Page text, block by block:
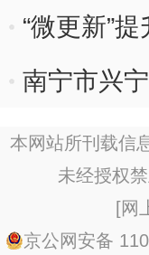
“微更新”
南宁市兴
本网站所刊载信
未经授权
[网
京公网安备